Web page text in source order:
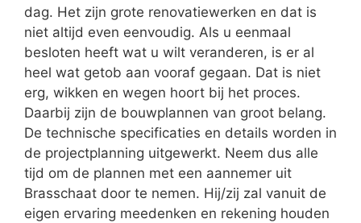
dag. Het zijn grote renovatiewerken en dat is
niet altijd even eenvoudig. Als u eenmaal
besloten heeft wat u wilt veranderen, is er al
heel wat getob aan vooraf gegaan. Dat is niet
erg, wikken en wegen hoort bij het proces.
Daarbij zijn de bouwplannen van groot belang.
De technische specificaties en details worden in
de projectplanning uitgewerkt. Neem dus alle
tijd om de plannen met een aannemer uit
Brasschaat door te nemen. Hij/zij zal vanuit de
eigen ervaring meedenken en rekening houden